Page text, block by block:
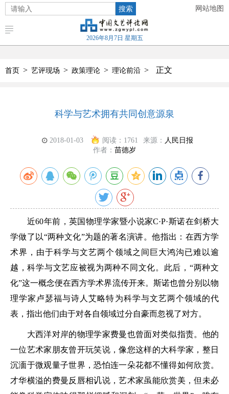
搜索 网站地图
2026年8月7日 星期五
首页 > 艺评现场 > 政策理论 > 理论前沿 > 正文
科学与艺术拥有共同创意源泉
2018-01-03 阅读： 1761 来源： 人民日报
作者： 苗德岁
近60年前，英国物理学家暨小说家C·P·斯诺在剑桥大
学做了以“两种文化”为题的著名演讲。他指出：在西方学
术界，由于科学与文艺两个领域之间巨大鸿沟已难以逾
越，科学与文艺应被视为两种不同文化。此后，“两种文
化”这一概念便在西方学术界流传开来。斯诺也曾分别以物
理学家卢瑟福与诗人艾略特为科学与文艺两个领域的代
表，指出他们由于对各自领域过分自豪而忽视了对方。
大西洋对岸的物理学家费曼也曾面对类似指责。他的
一位艺术家朋友曾开玩笑说，像您这样的大科学家，整日
沉湎于微观量子世界，恐怕连一朵花都不懂得如何欣赏。
才华横溢的费曼反唇相讥说，艺术家虽能欣赏美，但未必